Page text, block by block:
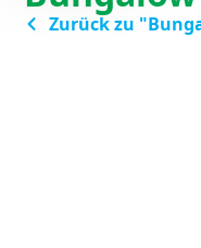
Zurück zu